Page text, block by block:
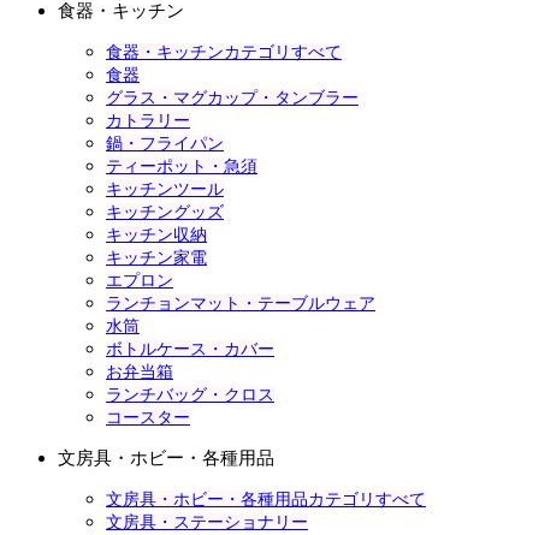
食器・キッチン
食器・キッチンカテゴリすべて
食器
グラス・マグカップ・タンブラー
カトラリー
鍋・フライパン
ティーポット・急須
キッチンツール
キッチングッズ
キッチン収納
キッチン家電
エプロン
ランチョンマット・テーブルウェア
水筒
ボトルケース・カバー
お弁当箱
ランチバッグ・クロス
コースター
文房具・ホビー・各種用品
文房具・ホビー・各種用品カテゴリすべて
文房具・ステーショナリー